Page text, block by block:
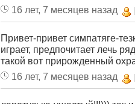
16 лет, 7 месяцев назад
Привет-привет симпатяге-
играет, предпочитает лечь
такой вот прирожденный
16 лет, 7 месяцев назад